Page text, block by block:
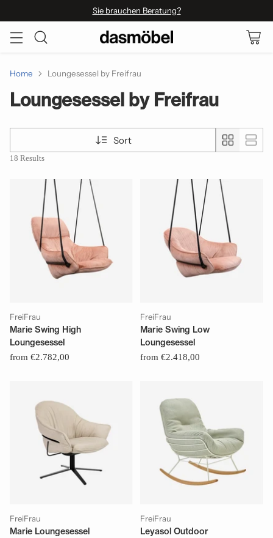
Sie brauchen Beratung?
Home Loungesessel by Freifrau
Loungesessel by Freifrau
Sort
18 Results
FreiFrau
Marie Swing High
Loungesessel
from €2.782,00
FreiFrau
Marie Swing Low
Loungesessel
from €2.418,00
FreiFrau
Marie Loungesessel
FreiFrau
Leyasol Outdoor